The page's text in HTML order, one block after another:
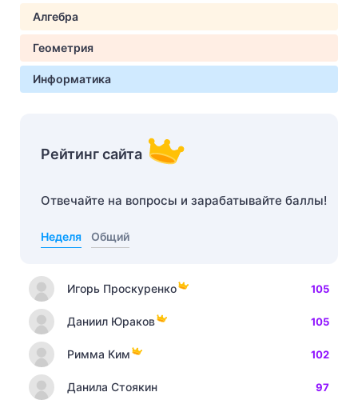
Алгебра
Геометрия
Информатика
Рейтинг сайта
Отвечайте на вопросы и зарабатывайте баллы!
Неделя Общий
Игорь Проскуренко 105
Даниил Юраков 105
Римма Ким 102
Данила Стоякин 97